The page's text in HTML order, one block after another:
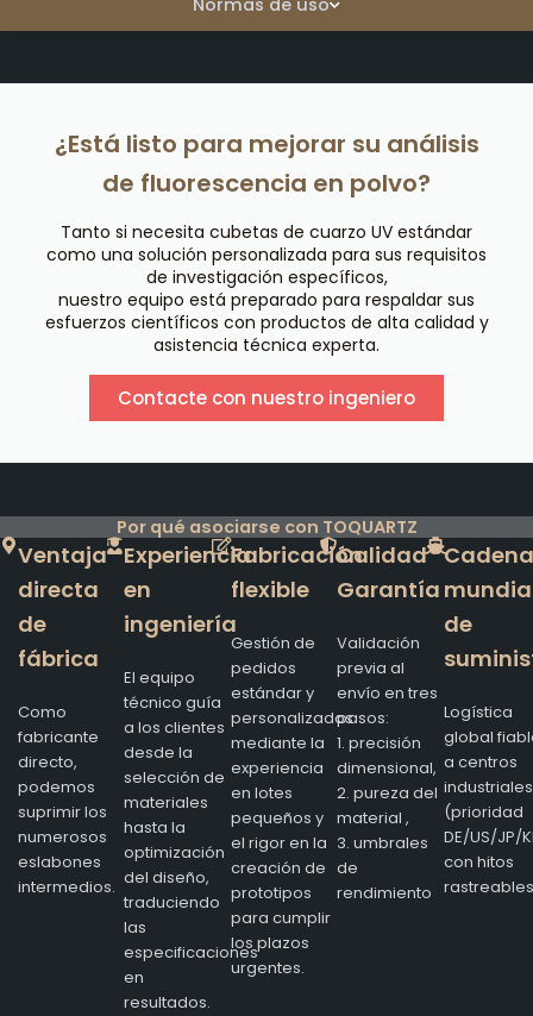
¿Está listo para mejorar su análisis
de fluorescencia en polvo?
Tanto si necesita cubetas de cuarzo UV estándar
como una solución personalizada para sus requisitos
de investigación específicos,
nuestro equipo está preparado para respaldar sus
esfuerzos científicos con productos de alta calidad y
asistencia técnica experta.
Contacte con nuestro ingeniero
Por qué asociarse con TOQUARTZ
Ventaja
directa
de
fábrica
Como
fabricante
directo,
podemos
suprimir los
numerosos
eslabones
intermedios.
Experiencia
en
ingeniería
El equipo
técnico guía
a los clientes
desde la
selección de
materiales
hasta la
optimización
del diseño,
traduciendo
las
especificaciones
en
resultados.
Fabricación
flexible
Gestión de
pedidos
estándar y
personalizados
mediante la
experiencia
en lotes
pequeños y
el rigor en la
creación de
prototipos
para cumplir
los plazos
urgentes.
Calidad
Garantía
Validación
previa al
envío en tres
pasos:
1. precisión
dimensional,
2. pureza del
material ,
3. umbrales
de
rendimiento
Cadena
de
Logística
global
a centros
industriales
(prioridad
DE/US/JP/
con hitos